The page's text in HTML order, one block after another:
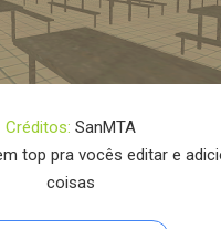
Créditos: SanMTA
top pra vocês editar e
coisas